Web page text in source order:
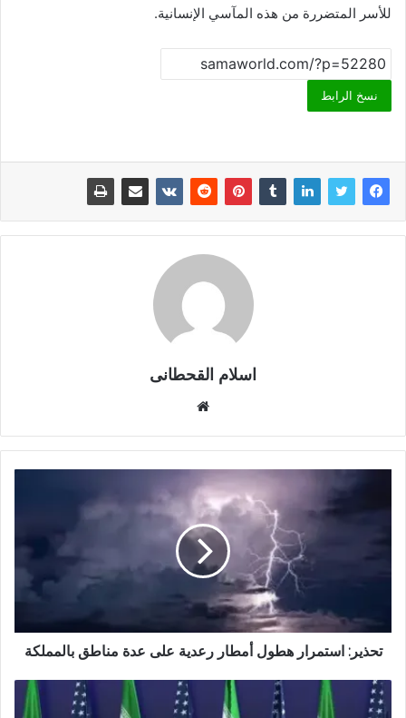
للأسر المتضررة من هذه المآسي الإنسانية.
نسخ الرابط
اسلام القحطانى
ق
ع
ا
و
ب
تحذير: استمرار هطول أمطار رعدية على عدة مناطق بالمملكة